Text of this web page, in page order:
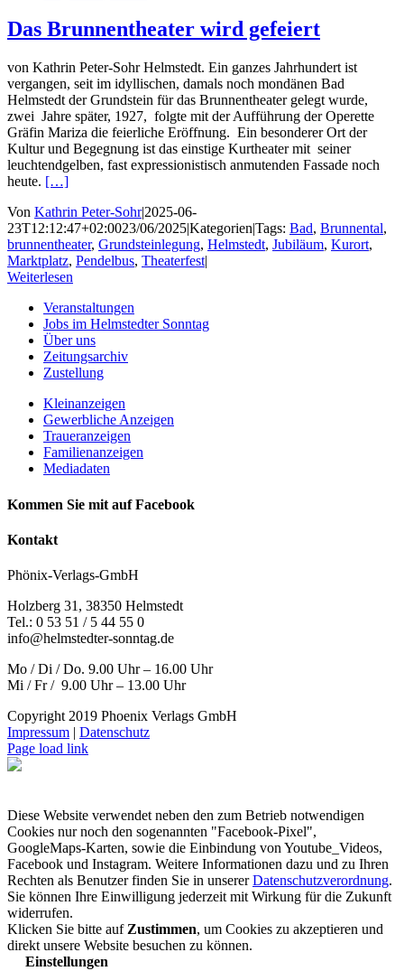
Das Brunnentheater wird gefeiert
von Kathrin Peter-Sohr Helmstedt. Ein ganzes Jahrhundert ist
vergangen, seit im idyllischen, damals noch mondänen Bad
Helmstedt der Grundstein für das Brunnentheater gelegt wurde,
zwei Jahre später, 1927, folgte mit der Aufführung der Operette
Gräfin Mariza die feierliche Eröffnung. Ein besonderer Ort der
Kultur und Begegnung ist das einstige Kurtheater mit seiner
leuchtendgelben, fast expressionistisch anmutenden Fassade noch
heute. […]
Von Kathrin Peter-Sohr|2025-06-
23T12:12:47+02:0023/06/2025|Kategorien|Tags: Bad, Brunnental,
brunnentheater, Grundsteinlegung, Helmstedt, Jubiläum, Kurort,
Marktplatz, Pendelbus, Theaterfest|
Weiterlesen
Veranstaltungen
Jobs im Helmstedter Sonntag
Über uns
Zeitungsarchiv
Zustellung
Kleinanzeigen
Gewerbliche Anzeigen
Traueranzeigen
Familienanzeigen
Mediadaten
Kommen Sie mit auf Facebook
Kontakt
Phönix-Verlags-GmbH
Holzberg 31, 38350 Helmstedt
Tel.: 0 53 51 / 5 44 55 0
info@helmstedter-sonntag.de
Mo / Di / Do. 9.00 Uhr – 16.00 Uhr
Mi / Fr / 9.00 Uhr – 13.00 Uhr
Copyright 2019 Phoenix Verlags GmbH
Impressum | Datenschutz
Page load link
Diese Website verwendet neben den zum Betrieb notwendigen
Cookies nur noch den sogenannten "Facebook-Pixel",
GoogleMaps-Karten, sowie die Einbindung von Youtube_Videos,
Facebook und Instagram. Weitere Informationen dazu und zu Ihren
Rechten als Benutzer finden Sie in unsererDatenschutzverordnung.
Sie können Ihre Einwilligung jederzeit mit Wirkung für die Zukunft
widerrufen.
Klicken Sie bitte auf Zustimmen, um Cookies zu akzeptieren und
direkt unsere Website besuchen zu können.
Einstellungen